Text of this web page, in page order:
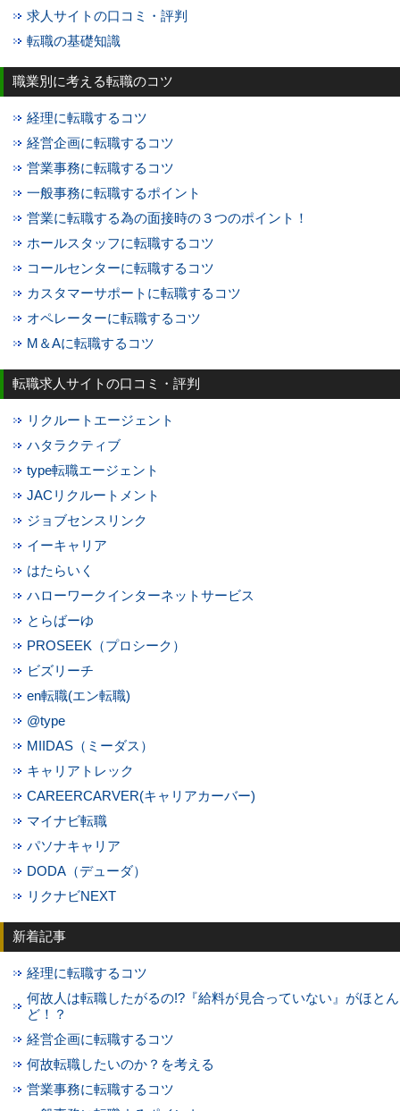
求人サイトの口コミ・評判
転職の基礎知識
職業別に考える転職のコツ
経理に転職するコツ
経営企画に転職するコツ
営業事務に転職するコツ
一般事務に転職するポイント
営業に転職する為の面接時の３つのポイント！
ホールスタッフに転職するコツ
コールセンターに転職するコツ
カスタマーサポートに転職するコツ
オペレーターに転職するコツ
M＆Aに転職するコツ
転職求人サイトの口コミ・評判
リクルートエージェント
ハタラクティブ
type転職エージェント
JACリクルートメント
ジョブセンスリンク
イーキャリア
はたらいく
ハローワークインターネットサービス
とらばーゆ
PROSEEK（プロシーク）
ビズリーチ
en転職(エン転職)
@type
MIIDAS（ミーダス）
キャリアトレック
CAREERCARVER(キャリアカーバー)
マイナビ転職
パソナキャリア
DODA（デューダ）
リクナビNEXT
新着記事
経理に転職するコツ
何故人は転職したがるの!?『給料が見合っていない』がほとん
ど！？
経営企画に転職するコツ
何故転職したいのか？を考える
営業事務に転職するコツ